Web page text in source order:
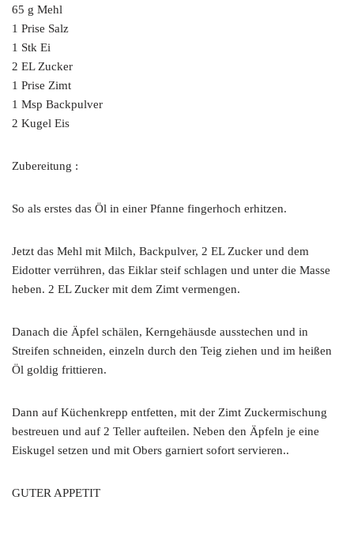
65 g Mehl
1 Prise Salz
1 Stk Ei
2 EL Zucker
1 Prise Zimt
1 Msp Backpulver
2 Kugel Eis
Zubereitung :
So als erstes das Öl in einer Pfanne fingerhoch erhitzen.
Jetzt das Mehl mit Milch, Backpulver, 2 EL Zucker und dem
Eidotter verrühren, das Eiklar steif schlagen und unter die Masse
heben. 2 EL Zucker mit dem Zimt vermengen.
Danach die Äpfel schälen, Kerngehäusde ausstechen und in
Streifen schneiden, einzeln durch den Teig ziehen und im heißen
Öl goldig frittieren.
Dann auf Küchenkrepp entfetten, mit der Zimt Zuckermischung
bestreuen und auf 2 Teller aufteilen. Neben den Äpfeln je eine
Eiskugel setzen und mit Obers garniert sofort servieren..
GUTER APPETIT